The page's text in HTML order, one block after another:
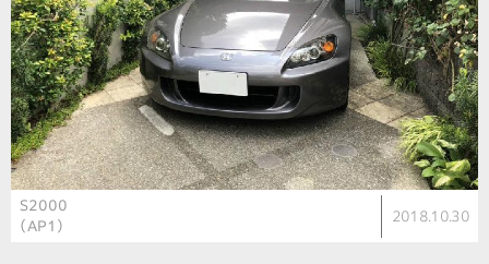
S2000
（AP1）
2018.10.30